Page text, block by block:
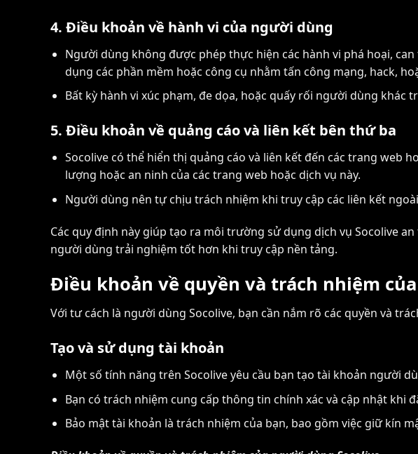
4. Điều khoản về hành vi của người dùng
Người dùng không được phép thực hiện các hành vi phá hoại,
dụng các phần mềm hoặc công cụ nhằm tấn công mạng, hack,
Bất kỳ hành vi xúc phạm, đe dọa, hoặc quấy rối người dùng khác
5. Điều khoản về quảng cáo và liên kết bên thứ ba
Socolive có thể hiển thị quảng cáo và liên kết đến các trang web
lượng hoặc an ninh của các trang web hoặc dịch vụ này.
Người dùng nên tự chịu trách nhiệm khi truy cập các liên kết
Các quy định này giúp tạo ra môi trường sử dụng dịch vụ Socolive
người dùng trải nghiệm tốt hơn khi truy cập nền tảng.
Điều khoản về quyền và trách nhiệm
Với tư cách là người dùng Socolive, bạn cần nắm rõ các quyền và
Tạo và sử dụng tài khoản
Một số tính năng trên Socolive yêu cầu bạn tạo tài khoản người
Bạn có trách nhiệm cung cấp thông tin chính xác và cập nhật khi
Bảo mật tài khoản là trách nhiệm của bạn, bao gồm việc giữ kín